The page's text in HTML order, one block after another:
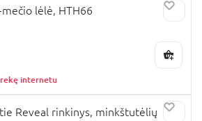
lėlė, HTH66
internetu
Reveal rinkinys, minkštutėlių